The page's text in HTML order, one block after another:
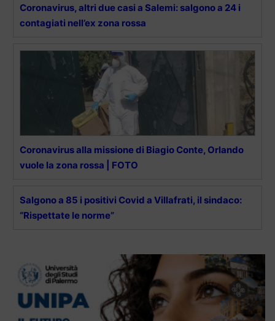
Coronavirus, altri due casi a Salemi: salgono a 24 i
contagiati nell’ex zona rossa
Coronavirus alla missione di Biagio Conte, Orlando
vuole la zona rossa | FOTO
Salgono a 85 i positivi Covid a Villafrati, il sindaco:
“Rispettate le norme”